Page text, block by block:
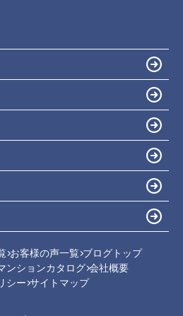
お客様の声一覧 ブログトップ
ンションカタログ 会社概要
シー サイトマップ